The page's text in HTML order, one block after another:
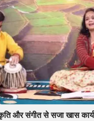
और संगीत से सजा खास